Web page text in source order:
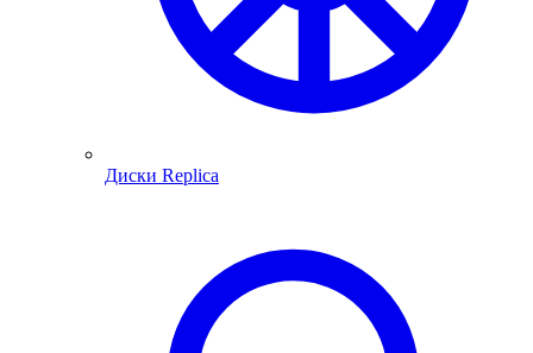
Диски Replica